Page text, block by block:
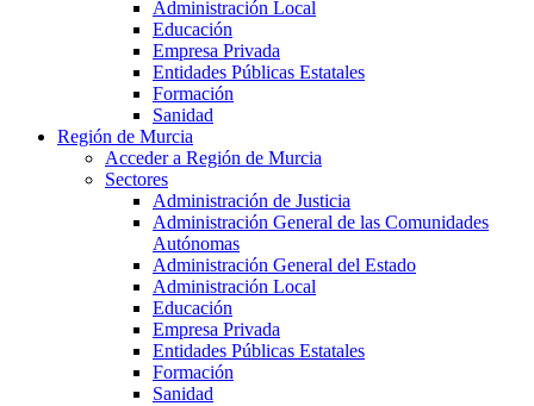
Administración Local
Educación
Empresa Privada
Entidades Públicas Estatales
Formación
Sanidad
Región de Murcia
Acceder a Región de Murcia
Sectores
Administración de Justicia
Administración General de las Comunidades
Autónomas
Administración General del Estado
Administración Local
Educación
Empresa Privada
Entidades Públicas Estatales
Formación
Sanidad